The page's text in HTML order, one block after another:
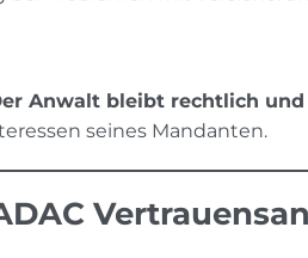
Anwalt bleibt rechtlich
seines Mandanten.